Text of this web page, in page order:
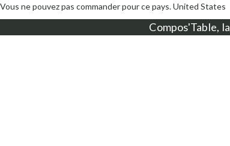
Vous ne pouvez pas commander pour ce pays.United States
Compos'Table, la